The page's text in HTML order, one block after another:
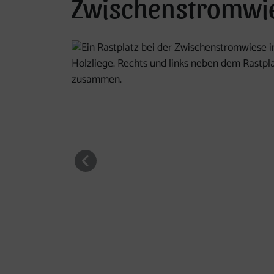
Die nachfolgende Bildergalerie ist mittels
vorheriges Element